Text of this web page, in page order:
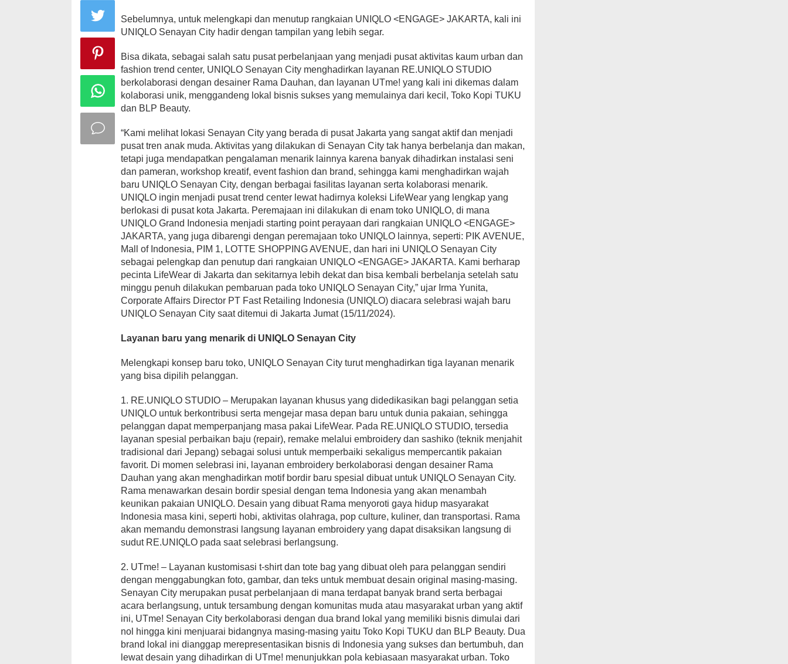
Sebelumnya, untuk melengkapi dan menutup rangkaian UNIQLO <ENGAGE> JAKARTA, kali ini
UNIQLO Senayan City hadir dengan tampilan yang lebih segar.
Bisa dikata, sebagai salah satu pusat perbelanjaan yang menjadi pusat aktivitas kaum urban dan
fashion trend center, UNIQLO Senayan City menghadirkan layanan RE.UNIQLO STUDIO
berkolaborasi dengan desainer Rama Dauhan, dan layanan UTme! yang kali ini dikemas dalam
kolaborasi unik, menggandeng lokal bisnis sukses yang memulainya dari kecil, Toko Kopi TUKU
dan BLP Beauty.
“Kami melihat lokasi Senayan City yang berada di pusat Jakarta yang sangat aktif dan menjadi
pusat tren anak muda. Aktivitas yang dilakukan di Senayan City tak hanya berbelanja dan makan,
tetapi juga mendapatkan pengalaman menarik lainnya karena banyak dihadirkan instalasi seni
dan pameran, workshop kreatif, event fashion dan brand, sehingga kami menghadirkan wajah
baru UNIQLO Senayan City, dengan berbagai fasilitas layanan serta kolaborasi menarik.
UNIQLO ingin menjadi pusat trend center lewat hadirnya koleksi LifeWear yang lengkap yang
berlokasi di pusat kota Jakarta. Peremajaan ini dilakukan di enam toko UNIQLO, di mana
UNIQLO Grand Indonesia menjadi starting point perayaan dari rangkaian UNIQLO <ENGAGE>
JAKARTA, yang juga dibarengi dengan peremajaan toko UNIQLO lainnya, seperti: PIK AVENUE,
Mall of Indonesia, PIM 1, LOTTE SHOPPING AVENUE, dan hari ini UNIQLO Senayan City
sebagai pelengkap dan penutup dari rangkaian UNIQLO <ENGAGE> JAKARTA. Kami berharap
pecinta LifeWear di Jakarta dan sekitarnya lebih dekat dan bisa kembali berbelanja setelah satu
minggu penuh dilakukan pembaruan pada toko UNIQLO Senayan City,” ujar Irma Yunita,
Corporate Affairs Director PT Fast Retailing Indonesia (UNIQLO) diacara selebrasi wajah baru
UNIQLO Senayan City saat ditemui di Jakarta Jumat (15/11/2024).
Layanan baru yang menarik di UNIQLO Senayan City
Melengkapi konsep baru toko, UNIQLO Senayan City turut menghadirkan tiga layanan menarik
yang bisa dipilih pelanggan.
1. RE.UNIQLO STUDIO – Merupakan layanan khusus yang didedikasikan bagi pelanggan setia
UNIQLO untuk berkontribusi serta mengejar masa depan baru untuk dunia pakaian, sehingga
pelanggan dapat memperpanjang masa pakai LifeWear. Pada RE.UNIQLO STUDIO, tersedia
layanan spesial perbaikan baju (repair), remake melalui embroidery dan sashiko (teknik menjahit
tradisional dari Jepang) sebagai solusi untuk memperbaiki sekaligus mempercantik pakaian
favorit. Di momen selebrasi ini, layanan embroidery berkolaborasi dengan desainer Rama
Dauhan yang akan menghadirkan motif bordir baru spesial dibuat untuk UNIQLO Senayan City.
Rama menawarkan desain bordir spesial dengan tema Indonesia yang akan menambah
keunikan pakaian UNIQLO. Desain yang dibuat Rama menyoroti gaya hidup masyarakat
Indonesia masa kini, seperti hobi, aktivitas olahraga, pop culture, kuliner, dan transportasi. Rama
akan memandu demonstrasi langsung layanan embroidery yang dapat disaksikan langsung di
sudut RE.UNIQLO pada saat selebrasi berlangsung.
2. UTme! – Layanan kustomisasi t-shirt dan tote bag yang dibuat oleh para pelanggan sendiri
dengan menggabungkan foto, gambar, dan teks untuk membuat desain original masing-masing.
Senayan City merupakan pusat perbelanjaan di mana terdapat banyak brand serta berbagai
acara berlangsung, untuk tersambung dengan komunitas muda atau masyarakat urban yang aktif
ini, UTme! Senayan City berkolaborasi dengan dua brand lokal yang memiliki bisnis dimulai dari
nol hingga kini menjuarai bidangnya masing-masing yaitu Toko Kopi TUKU dan BLP Beauty. Dua
brand lokal ini dianggap merepresentasikan bisnis di Indonesia yang sukses dan bertumbuh, dan
lewat desain yang dihadirkan di UTme! menunjukkan pola kebiasaan masyarakat urban. Toko